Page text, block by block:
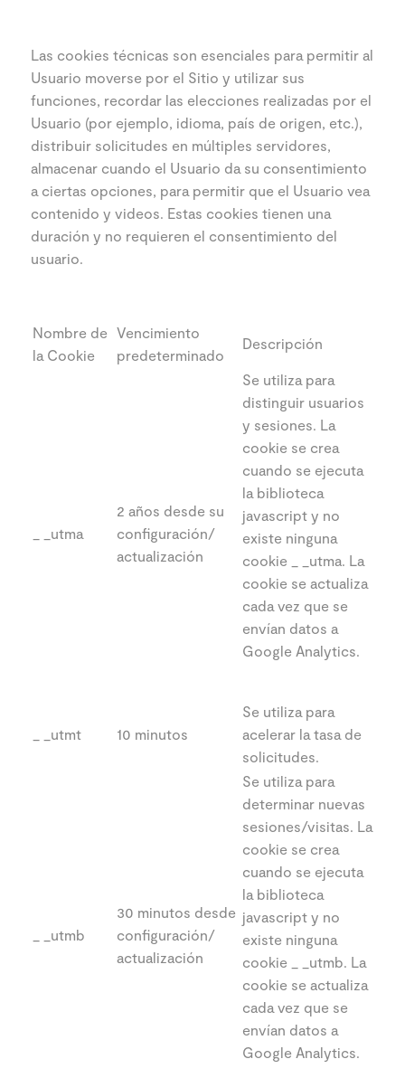
Las cookies técnicas son esenciales para permitir al
Usuario moverse por el Sitio y utilizar sus
funciones, recordar las elecciones realizadas por el
Usuario (por ejemplo, idioma, país de origen, etc.),
distribuir solicitudes en múltiples servidores,
almacenar cuando el Usuario da su consentimiento
a ciertas opciones, para permitir que el Usuario vea
contenido y videos. Estas cookies tienen una
duración y no requieren el consentimiento del
usuario.
Nombre de
la Cookie
Vencimiento
predeterminado
Descripción
_ _utma
2 años desde su
configuración/
actualización
Se utiliza para
distinguir usuarios
y sesiones. La
cookie se crea
cuando se ejecuta
la biblioteca
javascript y no
existe ninguna
cookie _ _utma. La
cookie se actualiza
cada vez que se
envían datos a
Google Analytics.
_ _utmt 10 minutos
Se utiliza para
acelerar la tasa de
solicitudes.
_ _utmb
30 minutos desde
configuración/
actualización
Se utiliza para
determinar nuevas
sesiones/visitas. La
cookie se crea
cuando se ejecuta
la biblioteca
javascript y no
existe ninguna
cookie _ _utmb. La
cookie se actualiza
cada vez que se
envían datos a
Google Analytics.